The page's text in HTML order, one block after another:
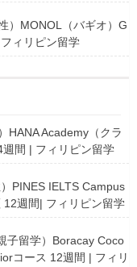
）MONOL（バギオ）G
ィリピン留学
HANA Academy（クラ
間 | フィリピン留学
PINES IELTS Campus
12週間| フィリピン留学
子留学）Boracay Coco
コース 12週間 | フィリ